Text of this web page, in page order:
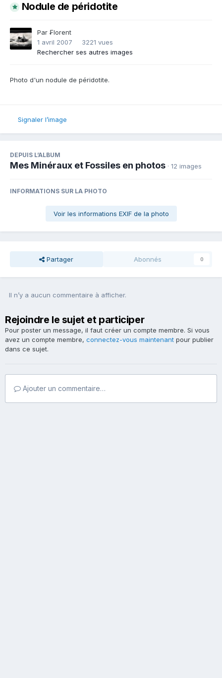
Nodule de péridotite
Par ₣lorent
1 avril 2007
3221 vues
Rechercher ses autres images
Photo d'un nodule de péridotite.
Signaler l’image
DEPUIS L’ALBUM
Mes Minéraux et Fossiles en photos · 12 images
INFORMATIONS SUR LA PHOTO
Voir les informations EXIF de la photo
Partager Abonnés 0
Il n’y a aucun commentaire à afficher.
Rejoindre le sujet et participer
Pour poster un message, il faut créer un compte membre. Si vous
avez un compte membre, connectez-vous maintenant pour publier
dans ce sujet.
Ajouter un commentaire…